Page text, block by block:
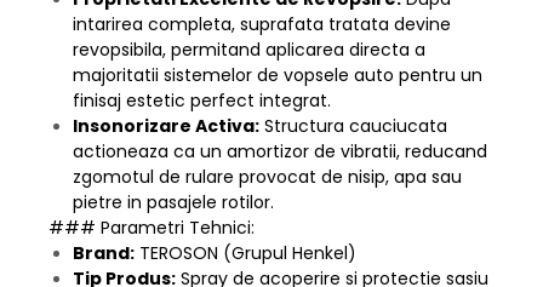
intarirea completa, suprafata tratata devine
revopsibila, permitand aplicarea directa a
majoritatii sistemelor de vopsele auto pentru un
finisaj estetic perfect integrat.
Insonorizare Activa: Structura cauciucata
actioneaza ca un amortizor de vibratii, reducand
zgomotul de rulare provocat de nisip, apa sau
pietre in pasajele rotilor.
### Parametri Tehnici:
Brand: TEROSON (Grupul Henkel)
Tip Produs: Spray de acoperire si protectie sasiu